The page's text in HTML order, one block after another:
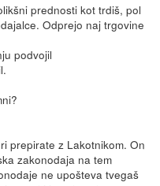
prednosti kot trdiš, pol
Odprejo naj trgovine
podvojil
prepirate z Lakotnikom. On
zakonodaja na tem
ne upošteva tvegaš